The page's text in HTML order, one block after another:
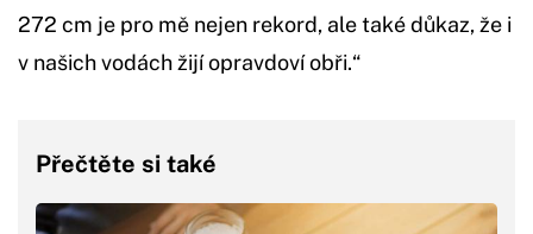
272 cm je pro mě nejen rekord, ale také důkaz, že i
v našich vodách žijí opravdoví obři.“
Přečtěte si také